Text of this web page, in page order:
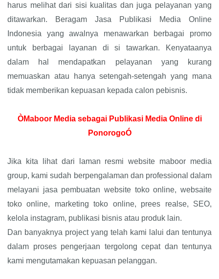
harus melihat dari sisi kualitas dan juga pelayanan yang
ditawarkan. Beragam Jasa Publikasi Media Online
Indonesia yang awalnya menawarkan berbagai promo
untuk berbagai layanan di si tawarkan. Kenyataanya
dalam hal mendapatkan pelayanan yang kurang
memuaskan atau hanya setengah-setengah yang mana
tidak memberikan kepuasan kepada calon pebisnis.
ÒMaboor Media sebagai Publikasi Media Online di
PonorogoÓ
Jika kita lihat dari laman resmi website maboor media
group, kami sudah berpengalaman dan professional dalam
melayani jasa pembuatan website toko online, websaite
toko online, marketing toko online, prees realse, SEO,
kelola instagram, publikasi bisnis atau produk lain.
Dan banyaknya project yang telah kami lalui dan tentunya
dalam proses pengerjaan tergolong cepat dan tentunya
kami mengutamakan kepuasan pelanggan.